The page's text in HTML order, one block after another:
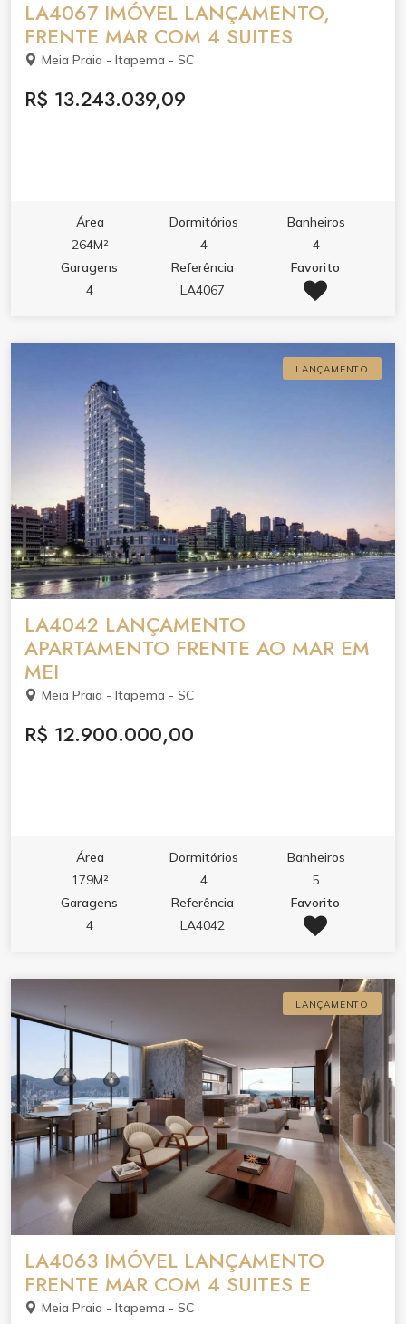
LA4067 IMÓVEL LANÇAMENTO,
FRENTE MAR COM 4 SUITES
Meia Praia - Itapema - SC
R$ 13.243.039,09
Área
264M²
Dormitórios
4
Banheiros
4
Garagens
4
Referência
LA4067
Favorito
LANÇAMENTO
LA4042 LANÇAMENTO
APARTAMENTO FRENTE AO MAR EM
MEI
Meia Praia - Itapema - SC
R$ 12.900.000,00
Área
179M²
Dormitórios
4
Banheiros
5
Garagens
4
Referência
LA4042
Favorito
LANÇAMENTO
LA4063 IMÓVEL LANÇAMENTO
FRENTE MAR COM 4 SUITES E
Meia Praia - Itapema - SC